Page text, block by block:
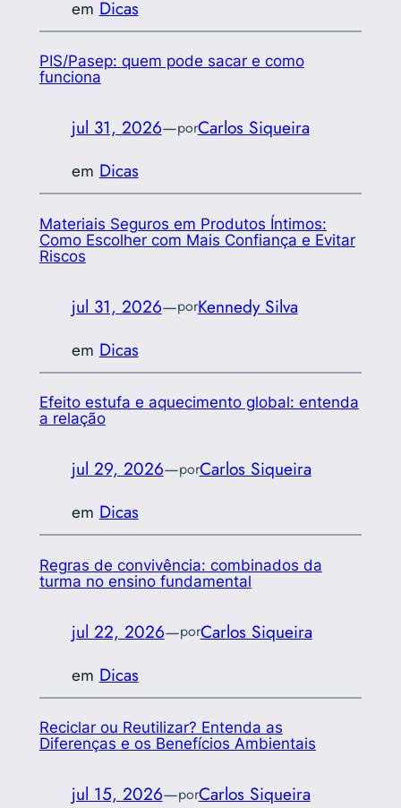
em Dicas
PIS/Pasep: quem pode sacar e como
funciona
jul 31, 2026—porCarlos Siqueira
em Dicas
Materiais Seguros em Produtos Íntimos:
Como Escolher com Mais Confiança e Evitar
Riscos
jul 31, 2026—porKennedy Silva
em Dicas
Efeito estufa e aquecimento global: entenda
a relação
jul 29, 2026—porCarlos Siqueira
em Dicas
Regras de convivência: combinados da
turma no ensino fundamental
jul 22, 2026—porCarlos Siqueira
em Dicas
Reciclar ou Reutilizar? Entenda as
Diferenças e os Benefícios Ambientais
jul 15, 2026—porCarlos Siqueira